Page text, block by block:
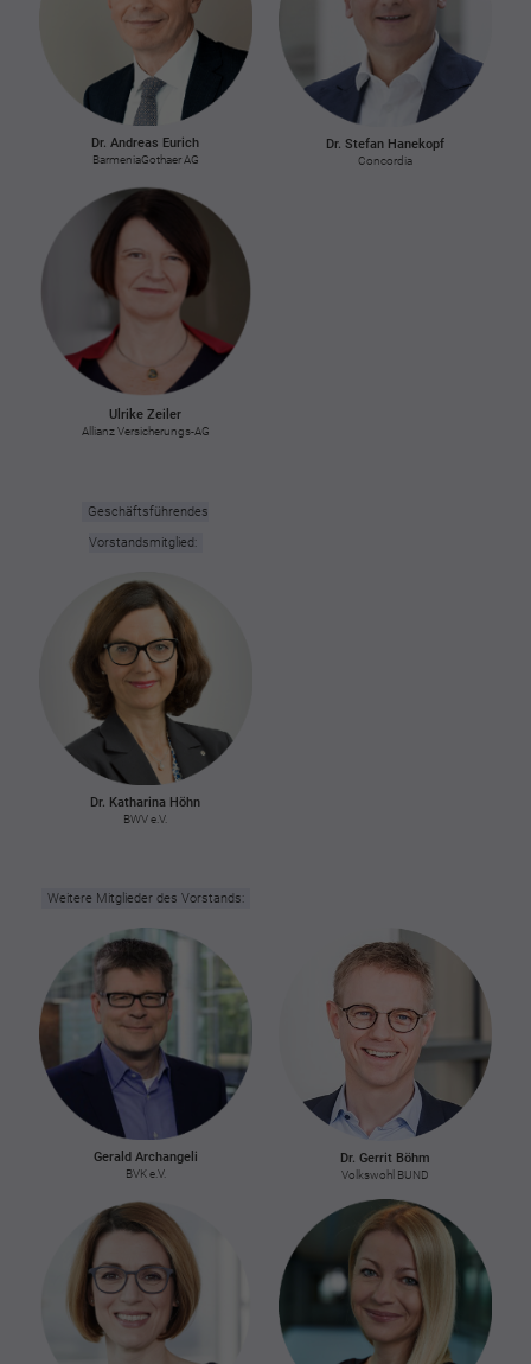
Dr. Andreas Eurich
BarmeniaGothaer AG
Dr. Stefan Hanekopf
Concordia
Ulrike Zeiler
Allianz Versicherungs-AG
Geschäftsführendes
Vorstandsmitglied:
Dr. Katharina Höhn
BWV e.V.
Weitere Mitglieder des Vorstands:
Gerald Archangeli
BVK e.V.
Dr. Gerrit Böhm
Volkswohl BUND